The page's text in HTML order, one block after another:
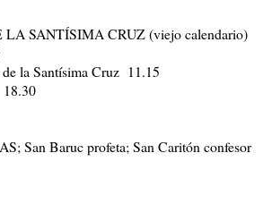
SANTÍSIMA CRUZ (viejo calendario)
la Santísima Cruz 11.15
San Baruc profeta; San Caritón confesor